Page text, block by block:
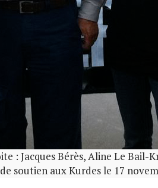
: Jacques Bérès, Aline Le
soutien aux Kurdes le 17